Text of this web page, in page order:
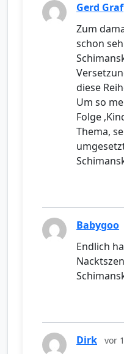
Gerd Graf
Zum
schon
diese
Um so
Folge
Thema,
Babygoo
Endlich
Dirk vor